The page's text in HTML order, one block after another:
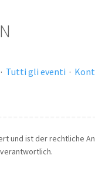
· Tutti gli eventi ·
und ist der rechtliche